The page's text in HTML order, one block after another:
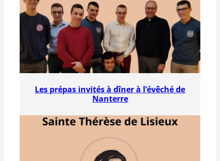
Les prépas invités à dîner à l’évêché de
Nanterre